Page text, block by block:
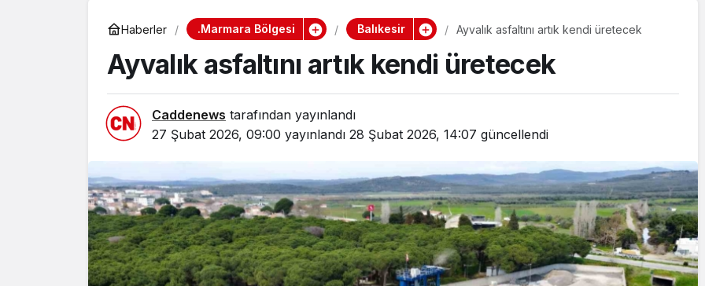
Haberler .Marmara Bölgesi Balıkesir Ayvalık asfaltını artık kendi üretecek
Ayvalık asfaltını artık kendi üretecek
Caddenews tarafından yayınlandı
27 Şubat 2026, 09:00 yayınlandı 28 Şubat 2026, 14:07 güncellendi
Yazarlar
Genel
15 Temmuz’da
Cumhurbaşkanı
Erdoğan’a Suikast
Girişiminde
FETÖ Firarisi B.K.